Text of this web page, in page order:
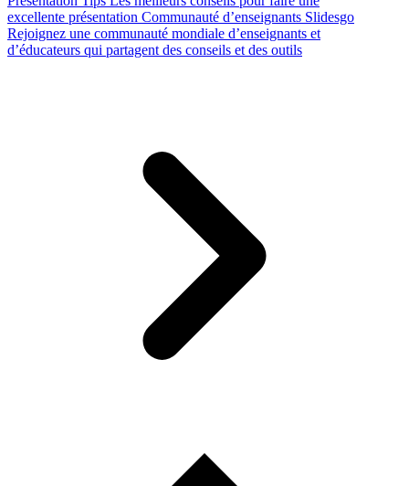
excellente présentation Communauté d’enseignants Slidesgo
Rejoignez une communauté mondiale d’enseignants et
d’éducateurs qui partagent des conseils et des outils